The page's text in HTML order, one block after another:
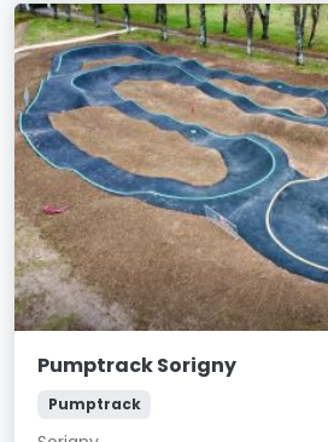
Pumptrack Sorigny
Pumptrack